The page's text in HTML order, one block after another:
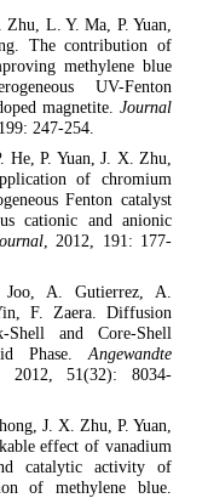
L. Y. Ma, P. Yuan,
The contribution of
methylene blue
UV-Fenton
magnetite. Journal
247-254.
He, P. Yuan, J. X. Zhu,
of chromium
Fenton catalyst
cationic and anionic
, 2012, 191: 177-
A. Gutierrez, A.
F. Zaera. Diffusion
and Core-Shell
Phase.Angewandte
2012, 51(32): 8034-
J. X. Zhu, P. Yuan,
effect of vanadium
catalytic activity of
of methylene blue.